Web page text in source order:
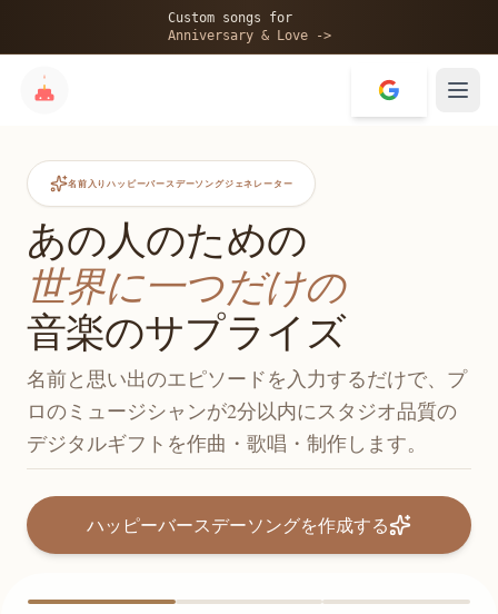
Custom songs for
Anniversary & Love ->
名前入りハッピーバースデーソングジェネレーター
あの人のための
世界に一つだけの
音楽のサプライズ
名前と思い出のエピソードを入力するだけで、プ
ロのミュージシャンが2分以内にスタジオ品質の
デジタルギフトを作曲・歌唱・制作します。
ハッピーバースデーソングを作成する